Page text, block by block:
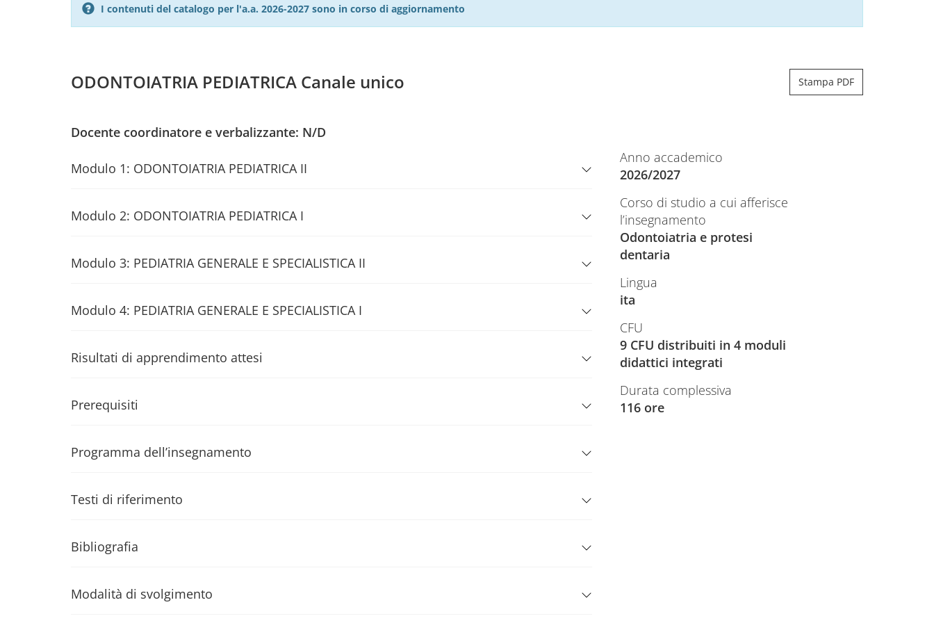
I contenuti del catalogo per l'a.a. 2026-2027 sono in corso di aggiornamento
ODONTOIATRIA PEDIATRICA Canale unico Stampa PDF
Docente coordinatore e verbalizzante: N/D
Modulo 1: ODONTOIATRIA PEDIATRICA II
Modulo 2: ODONTOIATRIA PEDIATRICA I
Modulo 3: PEDIATRIA GENERALE E SPECIALISTICA II
Modulo 4: PEDIATRIA GENERALE E SPECIALISTICA I
Risultati di apprendimento attesi
Prerequisiti
Programma dell’insegnamento
Testi di riferimento
Bibliografia
Modalità di svolgimento
Anno accademico
2026/2027
Corso di studio a cui afferisce
l’insegnamento
Odontoiatria e protesi
dentaria
Lingua
ita
CFU
9 CFU distribuiti in 4 moduli
didattici integrati
Durata complessiva
116 ore